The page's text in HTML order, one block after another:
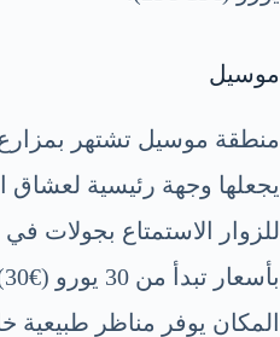
موسيل
منطقة موسيل تشتهر بمزارع
يجعلها وجهة رئيسية لعشاق
للزوار الاستمتاع بجولات
المكان يوفر مناظر طبيعية